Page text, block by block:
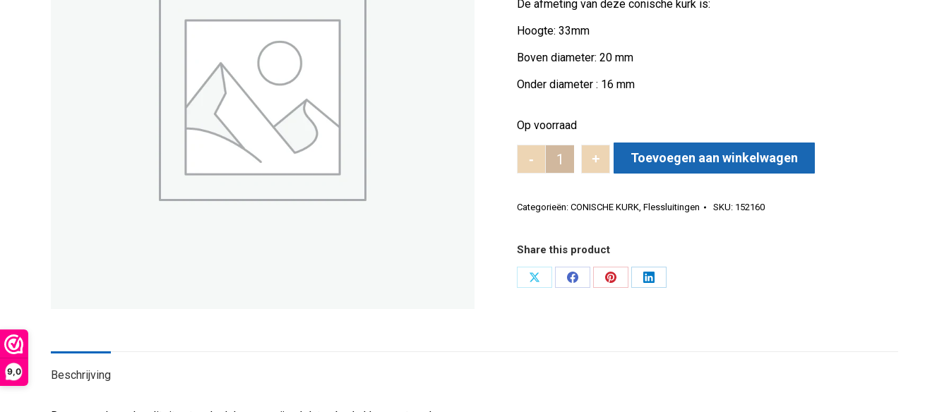
9,0
De afmeting van deze conische kurk is:
Hoogte: 33mm
Boven diameter: 20 mm
Onder diameter : 16 mm
Op voorraad
Conisch 33x20x16 mm aantal
- + Toevoegen aan winkelwagen
Categorieën: CONISCHE KURK, Flessluitingen SKU: 152160
Share this product
Deel
Deel
Deel
Deel
Beschrijving